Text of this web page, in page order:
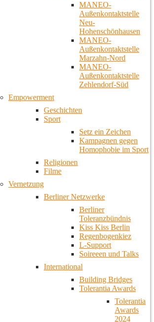
MANEO-
Außenkontaktstelle
Neu-
Hohenschönhausen
MANEO-
Außenkontaktstelle
Marzahn-Nord
MANEO-
Außenkontaktstelle
Zehlendorf-Süd
Empowerment
Geschichten
Sport
Setz ein Zeichen
Kampagnen gegen
Homophobie im Sport
Religionen
Filme
Vernetzung
Berliner Netzwerke
Berliner
Toleranzbündnis
Kiss Kiss Berlin
Regenbogenkiez
L-Support
Soireeen und Talks
International
Building Bridges
Tolerantia Awards
Tolerantia
Awards
2024